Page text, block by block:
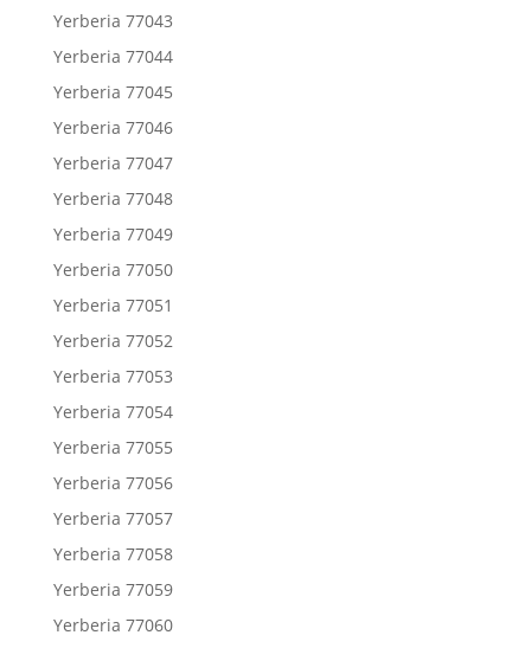
Yerberia 77043
Yerberia 77044
Yerberia 77045
Yerberia 77046
Yerberia 77047
Yerberia 77048
Yerberia 77049
Yerberia 77050
Yerberia 77051
Yerberia 77052
Yerberia 77053
Yerberia 77054
Yerberia 77055
Yerberia 77056
Yerberia 77057
Yerberia 77058
Yerberia 77059
Yerberia 77060